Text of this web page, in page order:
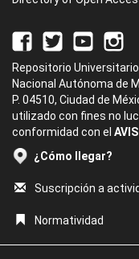
Repositorio
Nacional Autónoma de
P. 04510, Ciudad de
utilizado con fines no
conformidad con el
¿Cómo llegar?
Suscripción a
Normatividad